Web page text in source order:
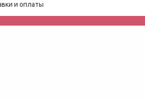
и оплаты